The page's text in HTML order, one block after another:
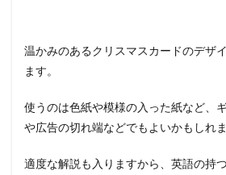
温かみのあるクリスマスカードのデザ
ます。
使うのは色紙や模様の入った紙など、
や広告の切れ端などでもよいかもしれま
適度な解説も入りますから、英語の持